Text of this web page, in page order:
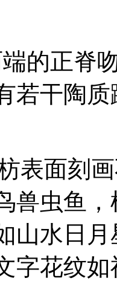
的正脊
若干陶
表面刻
兽虫鱼
山水日
字花纹